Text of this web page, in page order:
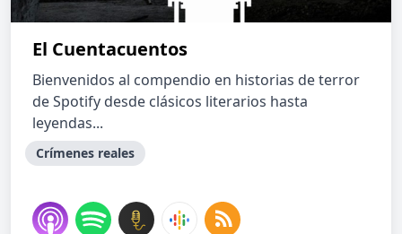
El Cuentacuentos
Bienvenidos al compendio en historias de terror
de Spotify desde clásicos literarios hasta
leyendas...
Crímenes reales